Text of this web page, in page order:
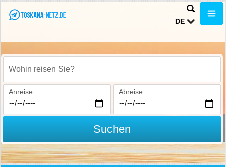
DE
Wohin reisen Sie?
Anreise Abreise
Suchen